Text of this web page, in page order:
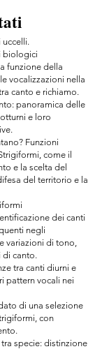
biologici
funzione della
vocalizzazioni nella
canto e richiamo.
panoramica delle
e loro
Funzioni
come il
e la scelta del
del territorio e la
dei canti
negli
variazioni di tono,
di canto.
tra canti diurni e
pattern vocali nei
di una selezione
con
specie: distinzione